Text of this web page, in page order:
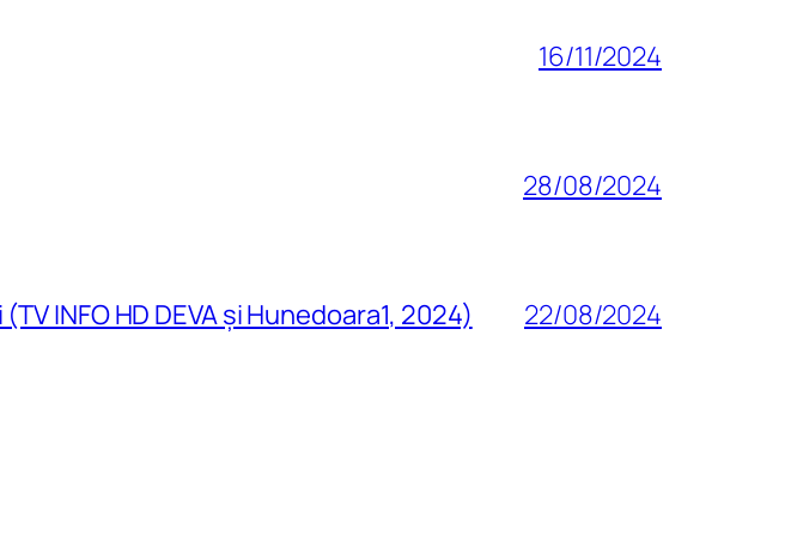
16/11/2024
28/08/2024
INFO HD DEVA și Hunedoara1, 2024) 22/08/2024